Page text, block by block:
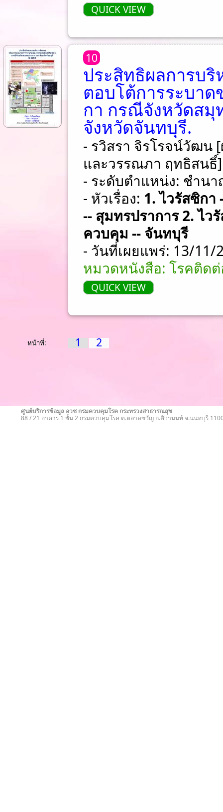
QUICK VIEW
10
ประสิทธิผลการบริ
ตอบโต้การระบาด
กา กรณีจังหวัดสมุ
จังหวัดจันทบุรี.
- รวิสรา จิรโรจน์วัฒน
และวรรณภา ฤทธิสนธิ์]
- ระดับตำแหน่ง: ชําน
- หัวเรื่อง: 1. ไวรัสซิก
-- สุมทรปราการ 2. ไว
ควบคุม -- จันทบุรี
- วันที่เผยแพร่: 13/11/
หมวดหนังสือ: โรคติด
QUICK VIEW
หน้าที่: 1 2
ศูนย์บริการข้อมูล อวช กรมควบคุมโรค กระทรวงสาธารณสุข
88 / 21 อาคาร 1 ชั้น 2 กรมควบคุมโรค ต.ตลาดขวัญ ถ.ติวานนท์ จ.นนทบุรี